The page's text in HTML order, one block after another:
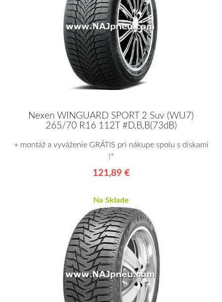
Nexen WINGUARD SPORT 2 Suv (WU7)
265/70 R16 112T #D,B,B(73dB)
+ montáž a vyváženie GRÁTIS pri nákupe spolu s diskami
!*
121,89 €
Na Sklade